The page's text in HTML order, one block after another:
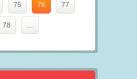
75 76 77
78